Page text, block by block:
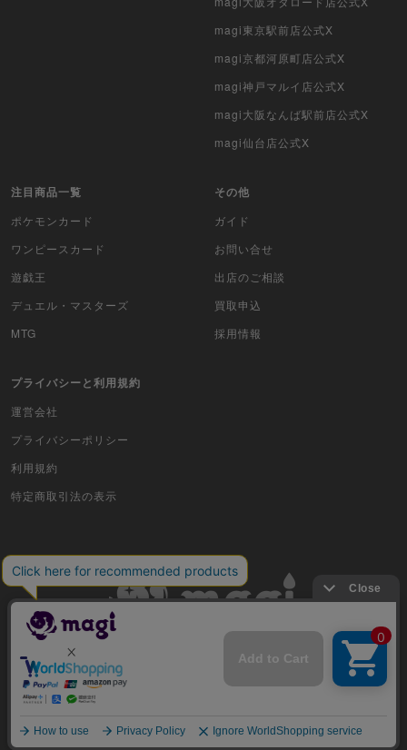
カードファイト!! ヴァンガード
ムシキング
ドラゴンボールヒーローズ
バディファイト
アイカツ
アクエリアンエイジ
イナズマイレブンTCG・イレブンプレカ
ガンバライジング
艦これアーケード
キングオブプロレスリング
クルセイドシステムカードゲーム
magi東京駅前店公式X
magi京都河原町店公式X
magi神戸マルイ店公式X
magi大阪なんば駅前店公式X
magi仙台店公式X
注目商品一覧
ポケモンカード
ワンピースカード
遊戯王
デュエル・マスターズ
MTG
その他
ガイド
お問い合せ
出店のご相談
買取申込
採用情報
プライバシーと利用規約
運営会社
プライバシーポリシー
利用規約
特定商取引法の表示
古物商許可番号 株式会社ジラフ 東京都公安委員会 第303311606477号
COPYRIGHT © 2019 Jiraffe Inc.